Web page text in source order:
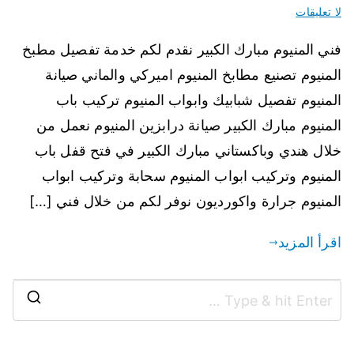
لا تعليقات
فني المنيوم مبارك الكبير نقدم لكم خدمة تفصيل مطبخ
المنيوم تصنيع مطابخ المنيوم اميركي والماني صيانة
المنيوم تفصيل شبابيك وابواب المنيوم تركيب باب
المنيوم مبارك الكبير صيانة درابزين المنيوم نعمل من
خلال هندي وباكستاني مبارك الكبير في فتح قفل باب
المنيوم وتركيب ابواب المنيوم سحابة وتركيب ابواب
المنيوم جرارة واكورديون نوفر لكم من خلال فني […]
اقرأ المزيد